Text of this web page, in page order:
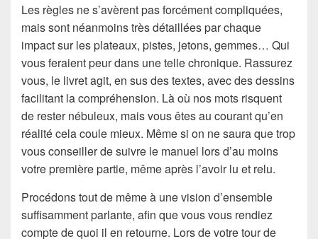
Les règles ne s’avèrent pas forcément compliquées,
mais sont néanmoins très détaillées par chaque
impact sur les plateaux, pistes, jetons, gemmes… Qui
vous feraient peur dans une telle chronique. Rassurez
vous, le livret agit, en sus des textes, avec des dessins
facilitant la compréhension. Là où nos mots risquent
de rester nébuleux, mais vous êtes au courant qu’en
réalité cela coule mieux. Même si on ne saura que trop
vous conseiller de suivre le manuel lors d’au moins
votre première partie, même après l’avoir lu et relu.
Procédons tout de même à une vision d’ensemble
suffisamment parlante, afin que vous vous rendiez
compte de quoi il en retourne. Lors de votre tour de